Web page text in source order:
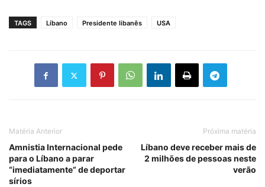
TAGS Líbano Presidente libanês USA
Matéria Anterior
Amnistia Internacional pede
para o Líbano a parar
“imediatamente” de deportar
sírios
Próxima matéria
Líbano deve receber mais de
2 milhões de pessoas neste
verão